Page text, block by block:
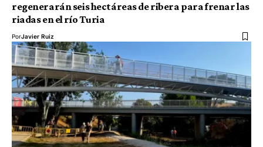
regenerarán seis hectáreas de ribera para frenar las
riadas en el río Turia
PorJavier Ruiz